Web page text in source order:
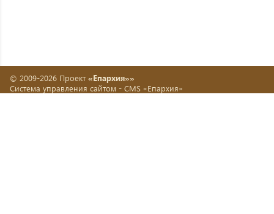
© 2009-2026 Проект «Епархия»»
Система управления сайтом - CMS «Епархия»